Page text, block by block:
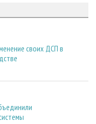
своих ДСП в